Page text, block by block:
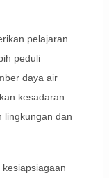
pelajaran
peduli
daya air
kesadaran
lingkungan dan